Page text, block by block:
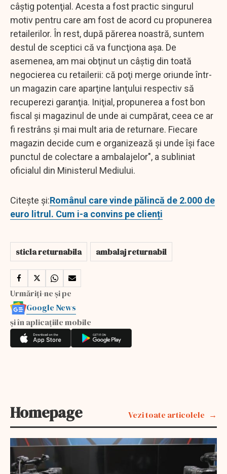
câştig potenţial. Acesta a fost practic singurul
motiv pentru care am fost de acord cu propunerea
retailerilor. În rest, după părerea noastră, suntem
destul de sceptici că va funcţiona aşa. De
asemenea, am mai obţinut un câştig din toată
negocierea cu retailerii: că poţi merge oriunde într-
un magazin care aparţine lanţului respectiv să
recuperezi garanţia. Iniţial, propunerea a fost bon
fiscal şi magazinul de unde ai cumpărat, ceea ce ar
fi restrâns şi mai mult aria de returnare. Fiecare
magazin decide cum e organizează şi unde îşi face
punctul de colectare a ambalajelor", a subliniat
oficialul din Ministerul Mediului.
Citește și:Românul care vinde pălincă de 2.000 de
euro litrul. Cum i-a convins pe clienți
sticla returnabila ambalaj returnabil
Urmăriți-ne și pe
Google News
și în aplicațiile mobile
Homepage Vezi toate articolele
EXCLUSIV